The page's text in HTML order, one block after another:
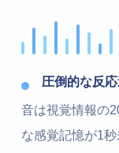
圧倒的な反
音は視覚情報の
な感覚記憶が1